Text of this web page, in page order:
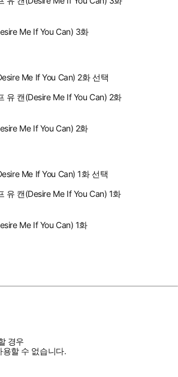
Me If You Can) 3화
Me If You Can) 2화 선택
Me If You Can) 2화
Me If You Can) 1화 선택
Me If You Can) 1화
경우
용할 수 없습니다.